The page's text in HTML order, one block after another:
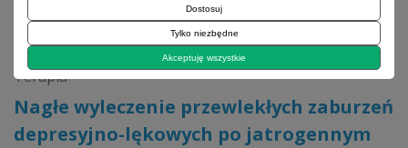
2000, tom 9, suplement 3
Terapia
Nagłe wyleczenie przewlekłych zaburzeń
depresyjno-lękowych po jatrogennym
Dostosuj
Tylko niezbędne
Akceptuję wszystkie